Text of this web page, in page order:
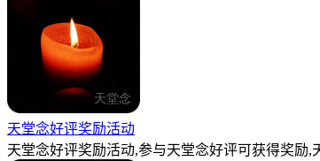
天堂念好评奖励活动
天堂念好评奖励活动,参与天堂念好评可获得奖励